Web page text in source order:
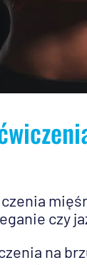
czy
na